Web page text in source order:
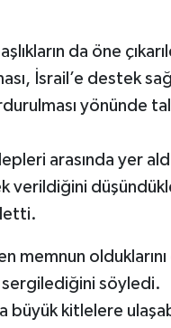
da öne
İsrail’e destek
yönünde
arasında yer
verildiğini
memnun
sergilediğini söyledi.
büyük kitlelere